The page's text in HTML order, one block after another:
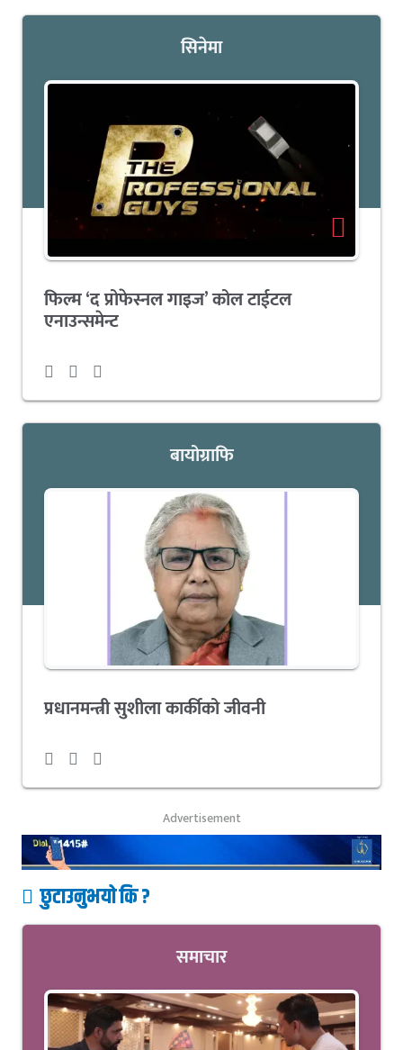
सिनेमा
फिल्म ‘द प्रोफेस्नल गाइज’ कोल टाईटल
एनाउन्समेन्ट
बायोग्राफि
प्रधानमन्त्री सुशीला कार्कीको जीवनी
Advertisement
छुटाउनुभयो कि ?
समाचार